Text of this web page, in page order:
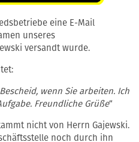
eine E-Mail
unseres
versandt wurde.
wenn Sie arbeiten. Ich
Freundliche Grüße“
nicht von Herrn Gajewski.
noch durch ihn